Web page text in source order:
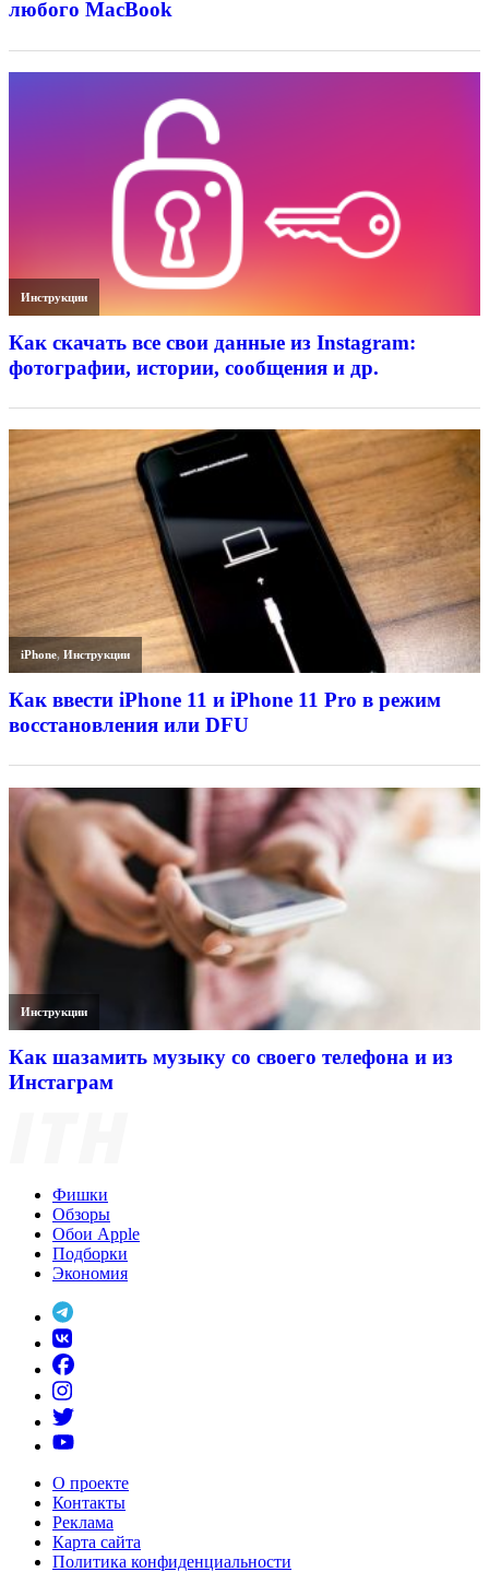
любого MacBook
Инструкции
Как скачать все свои данные из Instagram:
фотографии, истории, сообщения и др.
iPhone,Инструкции
Как ввести iPhone 11 и iPhone 11 Pro в режим
восстановления или DFU
Инструкции
Как шазамить музыку со своего телефона и из
Инстаграм
Фишки
Обзоры
Обои Apple
Подборки
Экономия
О проекте
Контакты
Реклама
Карта сайта
Политика конфиденциальности